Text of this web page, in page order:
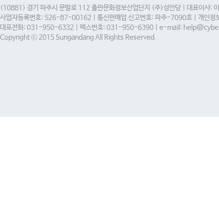
(10881) 경기 파주시 문발로 112 출판문화정보산업단지 (주)성안당 | 대표이사:
사업자등록번호: 526-87-00162 | 통신판매업 신고번호: 파주-7090호 | 개인정
대표전화: 031-950-6332 | 팩스번호: 031-950-6390 | e-mail:
Copyright ⓒ 2015 Sungandang All Rights Reserved.